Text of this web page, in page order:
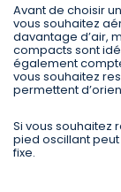
Avant de choisir
vous souhaitez
davantage d’air,
compacts sont
également
vous souhaitez
permettent
Si vous souhaitez
pied oscillant
fixe.